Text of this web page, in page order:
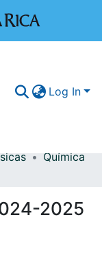
Log In
Química
2025